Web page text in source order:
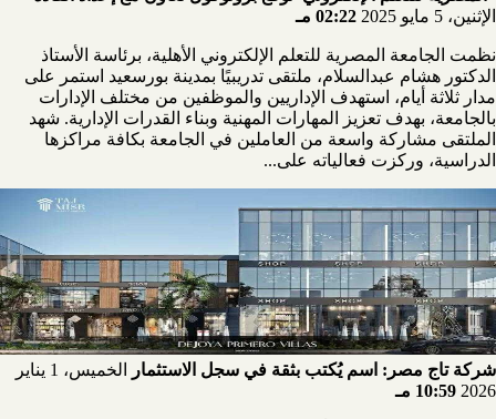
الإثنين، 5 مايو 2025
02:22 مـ
نظمت الجامعة المصرية للتعلم الإلكتروني الأهلية، برئاسة الأستاذ
الدكتور هشام عبدالسلام، ملتقى تدريبيًا بمدينة بورسعيد استمر على
مدار ثلاثة أيام، استهدف الإداريين والموظفين من مختلف الإدارات
بالجامعة، بهدف تعزيز المهارات المهنية وبناء القدرات الإدارية. شهد
الملتقى مشاركة واسعة من العاملين في الجامعة بكافة مراكزها
الدراسية، وركزت فعالياته على...
شركة تاج مصر: اسم يُكتب بثقة في سجل الاستثمار
الخميس، 1 يناير
2026 10:59 مـ